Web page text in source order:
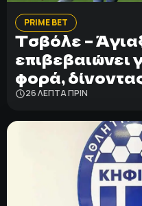
© 2022-
PRIME BET
Τσβόλε –
επιβεβαιώνει
φορά,
26 ΛΕΠΤΑ ΠΡΙΝ